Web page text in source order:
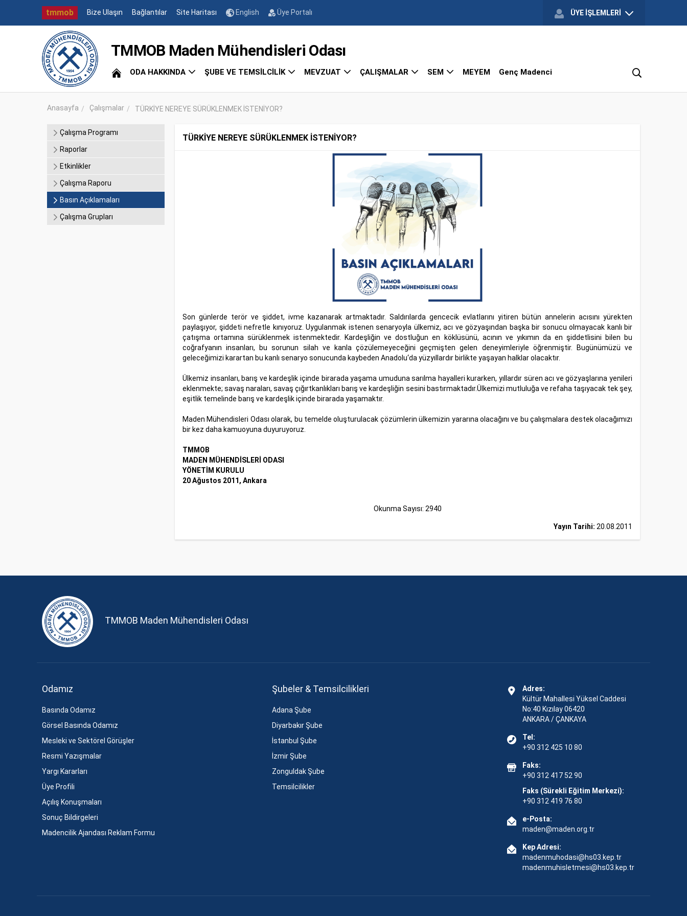
tmmob Bize Ulaşın Bağlantılar Site Haritası English Üye Portalı ÜYE İŞLEMLERİ
TMMOB Maden Mühendisleri Odası
ODA HAKKINDA ŞUBE VE TEMSİLCİLİK MEVZUAT ÇALIŞMALAR SEM MEYEM Genç Madenci
Anasayfa Çalışmalar TÜRKİYE NEREYE SÜRÜKLENMEK İSTENİYOR?
Çalışma Programı
Raporlar
Etkinlikler
Çalışma Raporu
Basın Açıklamaları
Çalışma Grupları
TÜRKİYE NEREYE SÜRÜKLENMEK İSTENİYOR?
Son günlerde terör ve şiddet, ivme kazanarak artmaktadır. Saldırılarda gencecik evlatlarını yitiren bütün annelerin acısını yürekten
paylaşıyor, şiddeti nefretle kınıyoruz. Uygulanmak istenen senaryoyla ülkemiz, acı ve gözyaşından başka bir sonucu olmayacak kanlı bir
çatışma ortamına sürüklenmek istenmektedir. Kardeşliğin ve dostluğun en köklüsünü, acının ve yıkımın da en şiddetlisini bilen bu
coğrafyanın insanları, bu sorunun silah ve kanla çözülemeyeceğini geçmişten gelen deneyimleriyle öğrenmiştir. Bugünümüzü ve
geleceğimizi karartan bu kanlı senaryo sonucunda kaybeden Anadolu‘da yüzyıllardır birlikte yaşayan halklar olacaktır.
Ülkemiz insanları, barış ve kardeşlik içinde birarada yaşama umuduna sarılma hayalleri kurarken, yıllardır süren acı ve gözyaşlarına yenileri
eklenmekte; savaş naraları, savaş çığırtkanlıkları barış ve kardeşliğin sesini bastırmaktadır.Ülkemizi mutluluğa ve refaha taşıyacak tek şey,
eşitlik temelinde barış ve kardeşlik içinde birarada yaşamaktır.
Maden Mühendisleri Odası olarak, bu temelde oluşturulacak çözümlerin ülkemizin yararına olacağını ve bu çalışmalara destek olacağımızı
bir kez daha kamuoyuna duyuruyoruz.
TMMOB
MADEN MÜHENDİSLERİ ODASI
YÖNETİM KURULU
20 Ağustos 2011, Ankara
Okunma Sayısı: 2940
Yayın Tarihi: 20.08.2011
TMMOB Maden Mühendisleri Odası
Odamız
Basında Odamız
Görsel Basında Odamız
Mesleki ve Sektörel Görüşler
Resmi Yazışmalar
Yargı Kararları
Üye Profili
Açılış Konuşmaları
Sonuç Bildirgeleri
Madencilik Ajandası Reklam Formu
Şubeler & Temsilcilikleri
Adana Şube
Diyarbakır Şube
İstanbul Şube
İzmir Şube
Zonguldak Şube
Temsilcilikler
Adres:
Kültür Mahallesi Yüksel Caddesi
No:40 Kızılay 06420
ANKARA / ÇANKAYA
Tel:
+90 312 425 10 80
Faks:
+90 312 417 52 90
Faks (Sürekli Eğitim Merkezi):
+90 312 419 76 80
e-Posta:
maden@maden.org.tr
Kep Adresi:
madenmuhodasi@hs03.kep.tr
madenmuhisletmesi@hs03.kep.tr